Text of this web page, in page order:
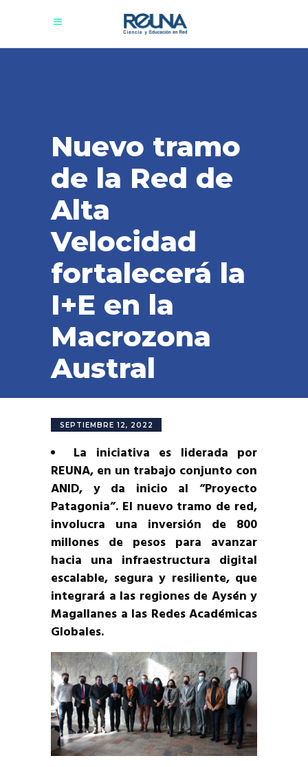
Nuevo tramo
de la Red de
Alta
Velocidad
fortalecerá la
I+E en la
Macrozona
Austral
SEPTIEMBRE 12, 2022
La iniciativa es liderada por
REUNA, en un trabajo conjunto con
ANID, y da inicio al “Proyecto
Patagonia”. El nuevo tramo de red,
involucra una inversión de 800
millones de pesos para avanzar
hacia una infraestructura digital
escalable, segura y resiliente, que
integrará a las regiones de Aysén y
Magallanes a las Redes Académicas
Globales.